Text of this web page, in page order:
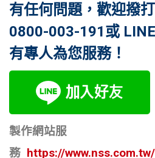
有任何問題，歡迎撥
0800-003-191或
有專人為您服務！
製作網站服
務 https://